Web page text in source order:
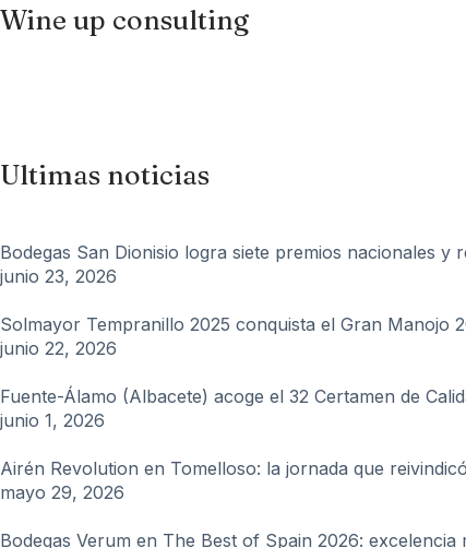
Wine up consulting
Ultimas noticias
Bodegas San Dionisio logra siete premios nacionales y
junio 23, 2026
Solmayor Tempranillo 2025 conquista el Gran Manojo
junio 22, 2026
Fuente-Álamo (Albacete) acoge el 32 Certamen de
junio 1, 2026
Airén Revolution en Tomelloso: la jornada que
mayo 29, 2026
Bodegas Verum en The Best of Spain 2026: